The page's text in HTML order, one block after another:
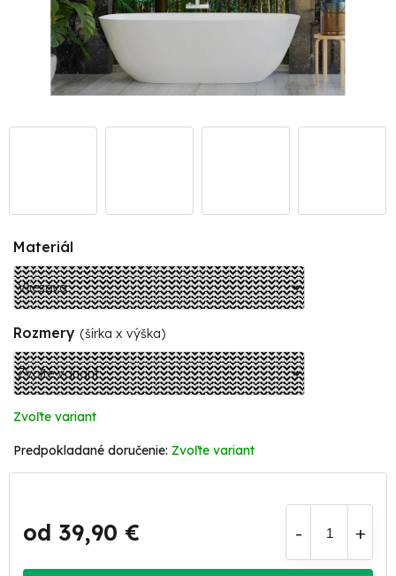
Materiál
Rozmery (šírka x výška)
Zvoľte variant
Zvoľte variant
od 39,90 €
Jednotková
cena: